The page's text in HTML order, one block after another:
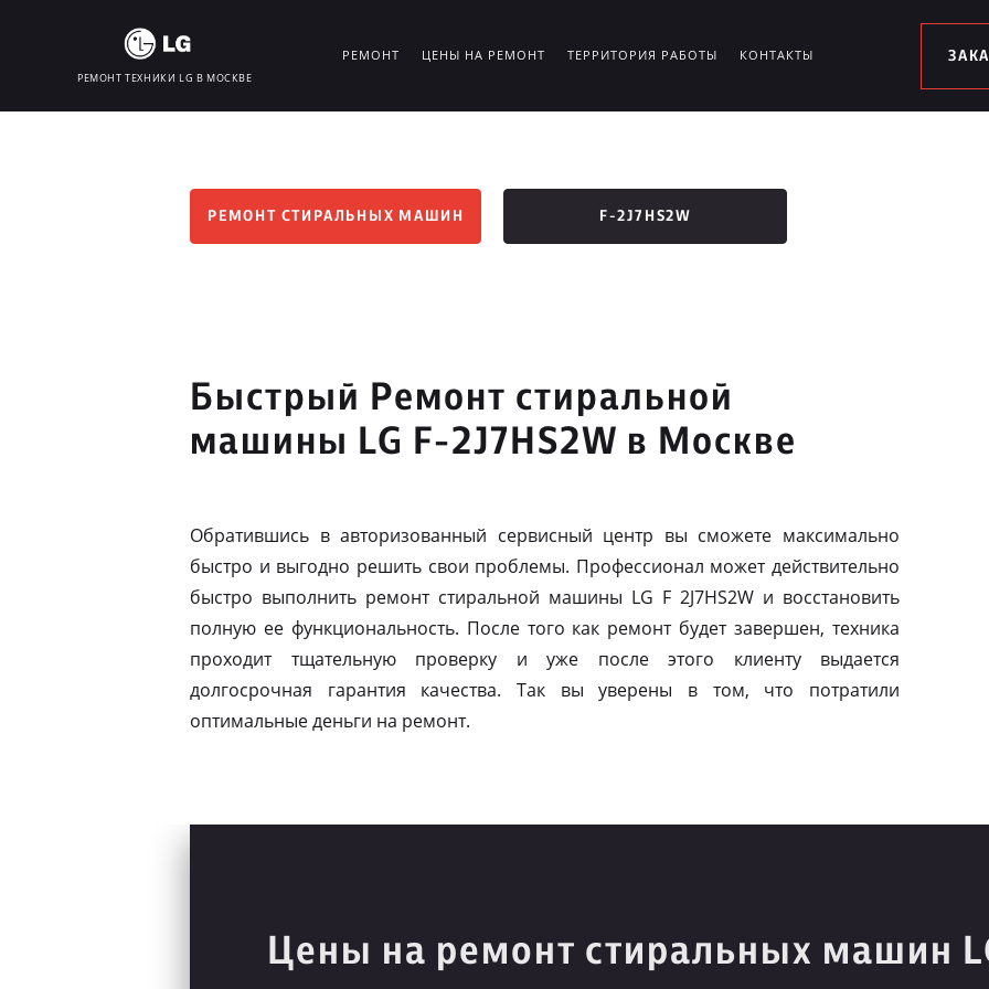
РЕМОНТ ТЕХНИКИ LG В МОСКВЕ
РЕМОНТ ЦЕНЫ НА РЕМОНТ ТЕРРИТОРИЯ РАБОТЫ КОНТАКТЫ
РЕМОНТ СТИРАЛЬНЫХ МАШИН F-2J7HS2W
Быстрый Ремонт стиральной
машины LG F-2J7HS2W в Москве
Обратившись в авторизованный сервисный центр вы сможете максимально
быстро и выгодно решить свои проблемы. Профессионал может действительно
быстро выполнить ремонт стиральной машины LG F 2J7HS2W и восстановить
полную ее функциональность. После того как ремонт будет завершен, техника
проходит тщательную проверку и уже после этого клиенту выдается
долгосрочная гарантия качества. Так вы уверены в том, что потратили
оптимальные деньги на ремонт.
Цены на ремонт стиральных машин